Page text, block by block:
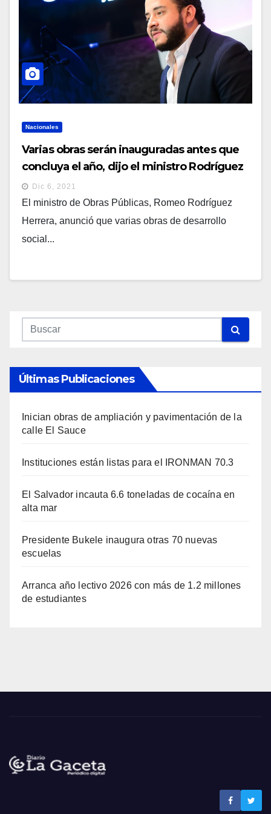
Nacionales
Varias obras serán inauguradas antes que
concluya el año, dijo el ministro Rodríguez
Herrera
Dic 6, 2021
El ministro de Obras Públicas, Romeo Rodríguez
Herrera, anunció que varias obras de desarrollo
social...
Últimas Publicaciones
Inician obras de ampliación y pavimentación de la
calle El Sauce
Instituciones están listas para el IRONMAN 70.3
El Salvador incauta 6.6 toneladas de cocaína en
alta mar
Presidente Bukele inaugura otras 70 nuevas
escuelas
Arranca año lectivo 2026 con más de 1.2 millones
de estudiantes